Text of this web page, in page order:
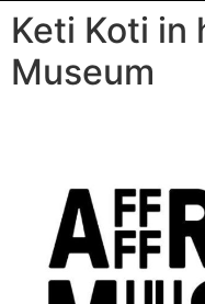
Keti Koti in
Museum